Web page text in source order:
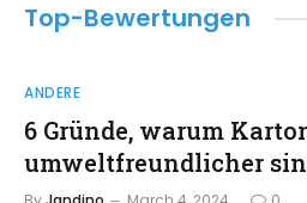
Top-Bewertungen
ANDERE
6 Gründe, warum
umweltfreundlicher